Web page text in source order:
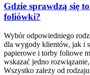
Gdzie sprawdzą się
foliówki?
Wybór odpowiedniego
dla wygody klientów, jak i
papierowe i torby foliowe
wskazać jedno
Wszystko zależy od